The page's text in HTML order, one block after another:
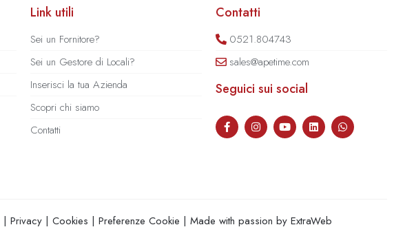
Link utili
Sei un Fornitore?
Sei un Gestore di Locali?
Inserisci la tua Azienda
Scopri chi siamo
Contatti
Contatti
0521.804743
sales@apetime.com
Seguici sui social
| Privacy | Cookies | Preferenze Cookie | Made with passion by ExtraWeb